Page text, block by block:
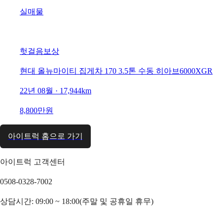
실매물
헛걸음보상
현대 올뉴마이티 집게차 170 3.5톤 수동 히아브6000XGR
22년 08월 · 17,944km
8,800만원
아이트럭 홈으로 가기
아이트럭 고객센터
0508-0328-7002
상담시간: 09:00 ~ 18:00(주말 및 공휴일 휴무)